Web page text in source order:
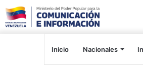
Inicio Nacionales